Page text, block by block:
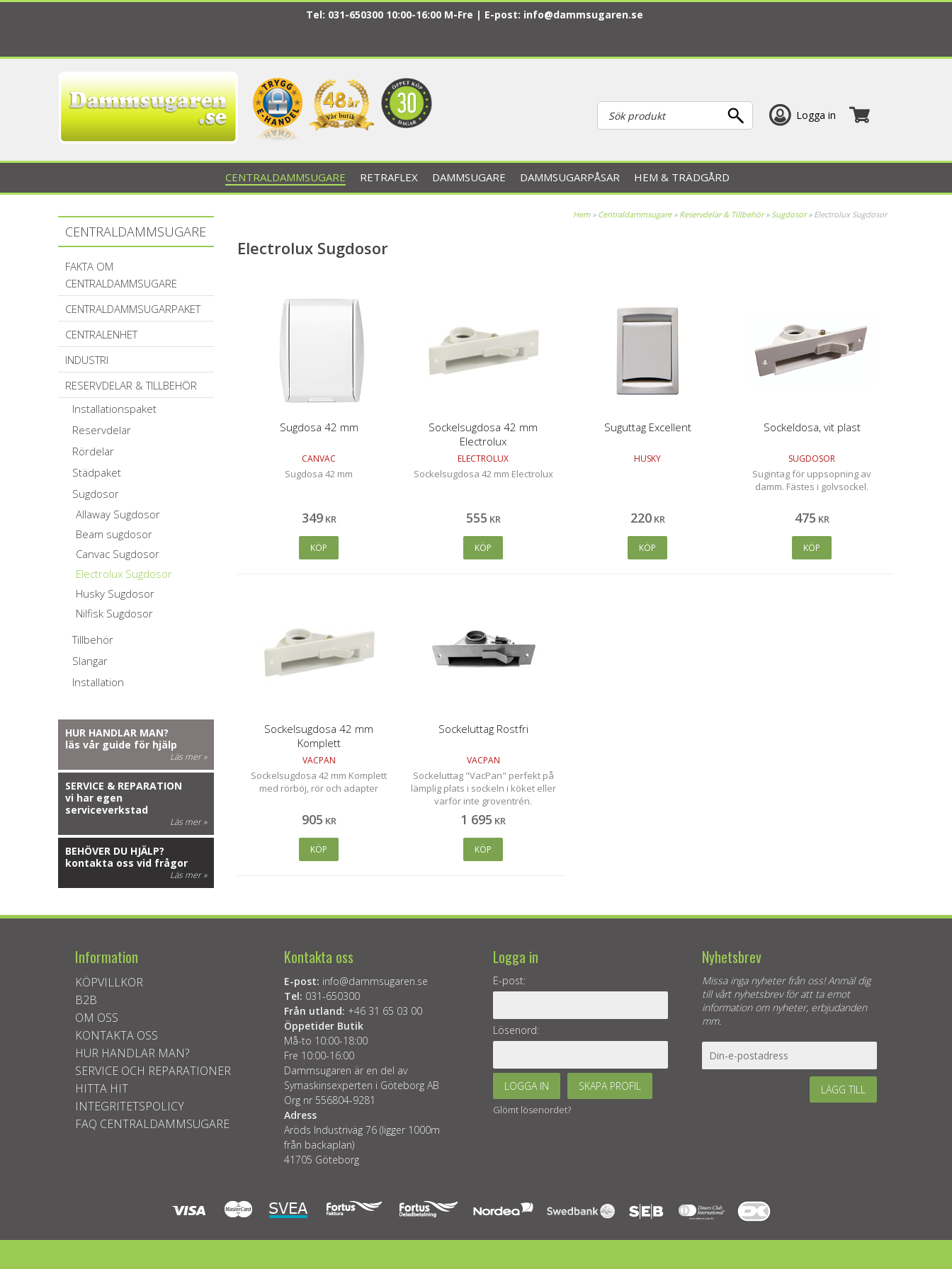
Tel: 031-650300 10:00-16:00 M-Fre | E-post: info@dammsugaren.se
Logga in
CENTRALDAMMSUGARE RETRAFLEX DAMMSUGARE DAMMSUGARPÅSAR HEM & TRÄDGÅRD
CENTRALDAMMSUGARE
FAKTA OM
CENTRALDAMMSUGARE
CENTRALDAMMSUGARPAKET
CENTRALENHET
INDUSTRI
RESERVDELAR & TILLBEHÖR
Installationspaket
Reservdelar
Rördelar
Städpaket
Sugdosor
Allaway Sugdosor
Beam sugdosor
Canvac Sugdosor
Electrolux Sugdosor
Husky Sugdosor
Nilfisk Sugdosor
Tillbehör
Slangar
Installation
HUR HANDLAR MAN?
läs vår guide för hjälp
Läs mer »
SERVICE & REPARATION
vi har egen
serviceverkstad
Läs mer »
BEHÖVER DU HJÄLP?
kontakta oss vid frågor
Läs mer »
Hem» Centraldammsugare» Reservdelar & Tillbehör»Sugdosor» Electrolux Sugdosor
Electrolux Sugdosor
Sugdosa 42 mm
CANVAC
Sugdosa 42 mm
349 KR
KÖP
Sockelsugdosa 42 mm
Electrolux
ELECTROLUX
Sockelsugdosa 42 mm Electrolux
555 KR
KÖP
Suguttag Excellent
HUSKY
220 KR
KÖP
Sockeldosa, vit plast
SUGDOSOR
Sugintag för uppsopning av
damm. Fästes i golvsockel.
475 KR
KÖP
Sockelsugdosa 42 mm
Komplett
VACPAN
Sockelsugdosa 42 mm Komplett
med rörböj, rör och adapter
905 KR
KÖP
Sockeluttag Rostfri
VACPAN
Sockeluttag "VacPan" perfekt på
lämplig plats i sockeln i köket eller
varför inte groventrén.
Monteringsbeskrivning medföljer
1 695 KR
KÖP
Information
KÖPVILLKOR
B2B
OM OSS
KONTAKTA OSS
HUR HANDLAR MAN?
SERVICE OCH REPARATIONER
HITTA HIT
INTEGRITETSPOLICY
FAQ CENTRALDAMMSUGARE
Kontakta oss
E-post: info@dammsugaren.se
Tel: 031-650300
Från utland: +46 31 65 03 00
Öppetider Butik
Må-to 10:00-18:00
Fre 10:00-16:00
Dammsugaren är en del av
Symaskinsexperten i Göteborg AB
Org nr 556804-9281
Adress
Aröds Industriväg 76 (ligger 1000m
från backaplan)
41705 Göteborg
Logga in
E-post:
Lösenord:
LOGGA IN SKAPA PROFIL
Glömt lösenordet?
Nyhetsbrev
Missa inga nyheter från oss! Anmäl dig
till vårt nyhetsbrev för att ta emot
information om nyheter, erbjudanden
mm.
LÄGG TILL